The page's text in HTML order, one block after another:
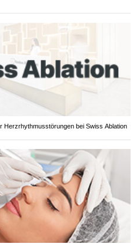
Herzrhythmusstörungen bei Swiss Ablation